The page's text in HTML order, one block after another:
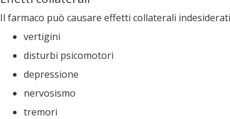
Il farmaco può causare effetti collaterali
vertigini
disturbi psicomotori
depressione
nervosismo
tremori